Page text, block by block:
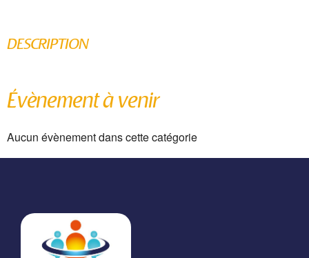
DESCRIPTION
Évènement à venir
Aucun évènement dans cette catégorie